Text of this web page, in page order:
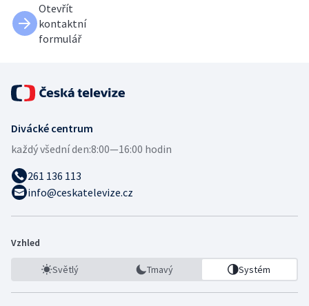
Otevřít
kontaktní
formulář
Divácké centrum
každý všední den:8:00—16:00 hodin
261 136 113
info@ceskatelevize.cz
Vzhled
Světlý Tmavý Systém